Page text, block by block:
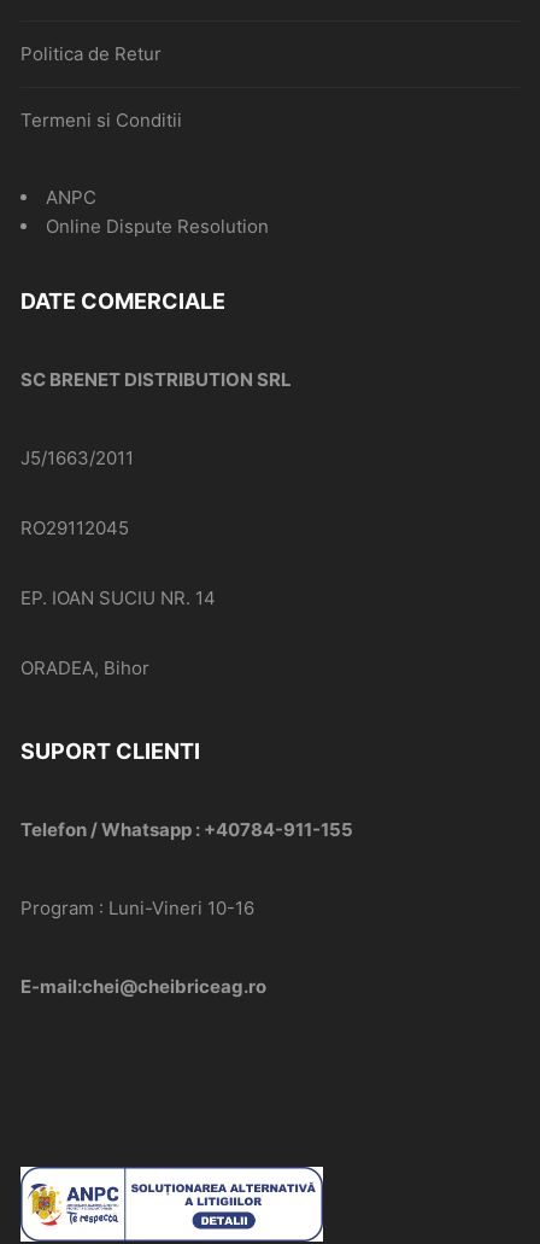
Politica de Retur
Termeni si Conditii
ANPC
Online Dispute Resolution
DATE COMERCIALE
SC BRENET DISTRIBUTION SRL
J5/1663/2011
RO29112045
EP. IOAN SUCIU NR. 14
ORADEA, Bihor
SUPORT CLIENTI
Telefon / Whatsapp : +40784-911-155
Program : Luni-Vineri 10-16
E-mail:chei@cheibriceag.ro